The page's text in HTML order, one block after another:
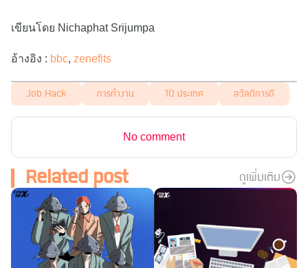
เขียนโดย Nichaphat Srijumpa
อ้างอิง : bbc, zenefits
Job Hack การทำงาน 10 ประเทศ สวัสดิการดี
No comment
Related post ดูเพิ่มเติม